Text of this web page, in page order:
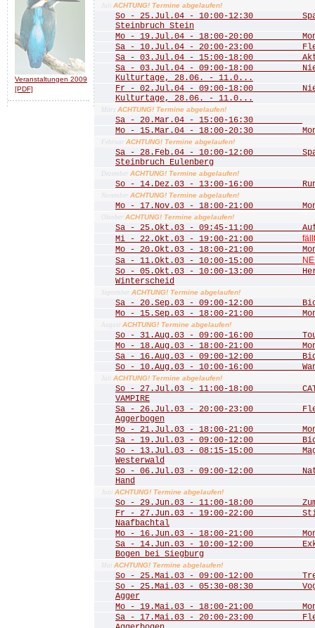
Veranstaltungen 2009
[PDF]
Juli ACHTUNG! Termine abgelaufen!
So - 25.Jul.04 - 10:00-12:30
Steinbruch Stein
Mo - 19.Jul.04 - 18:00-20:00
Sa - 10.Jul.04 - 20:00-23:00
Sa - 03.Jul.04 - 15:00-18:00
Sa - 03.Jul.04 - 09:00-18:00
Kulturtage, 28.06. - 11.0...
Fr - 02.Jul.04 - 09:00-18:00
Kulturtage, 28.06. - 11.0...
März ACHTUNG! Termine abgelaufen!
Sa - 20.Mar.04 - 15:00-16:30
Mo - 15.Mar.04 - 18:00-20:30
Februar ACHTUNG! Termine abgelaufen!
Sa - 28.Feb.04 - 10:00-12:00
Steinbruch Eulenberg
Dezember ACHTUNG! Termine abgelaufen!
So - 14.Dez.03 - 13:00-16:00 Rund
November ACHTUNG! Termine abgelaufen!
Mo - 17.Nov.03 - 18:00-21:00
Oktober ACHTUNG! Termine abgelaufen!
Sa - 25.Okt.03 - 09:45-11:00
Mi - 22.Okt.03 - 19:00-21:00
Mo - 20.Okt.03 - 18:00-21:00
Sa - 11.Okt.03 - 10:00-15:00
So - 05.Okt.03 - 10:00-13:00
Winterscheid
September ACHTUNG! Termine abgelaufen!
Sa - 20.Sep.03 - 09:00-12:00
Mo - 15.Sep.03 - 18:00-21:00
August ACHTUNG! Termine abgelaufen!
So - 31.Aug.03 - 09:00-16:00 Tour
Mo - 18.Aug.03 - 18:00-21:00
Sa - 16.Aug.03 - 09:00-12:00
So - 10.Aug.03 - 10:00-16:00
Juli ACHTUNG! Termine abgelaufen!
So - 27.Jul.03 - 11:00-18:00 CATS
VAMPIRE
Sa - 26.Jul.03 - 20:00-23:00
Aggerbogen
Mo - 21.Jul.03 - 18:00-21:00
Sa - 19.Jul.03 - 09:00-12:00
So - 13.Jul.03 - 08:15-15:00
Westerwald
So - 06.Jul.03 - 09:00-12:00
Hand
Juni ACHTUNG! Termine abgelaufen!
So - 29.Jun.03 - 11:00-18:00 Zum
Fr - 27.Jun.03 - 19:00-22:00
Naafbachtal
Mo - 16.Jun.03 - 18:00-21:00
Sa - 14.Jun.03 - 10:00-12:00
Bogen bei Siegburg
Mai ACHTUNG! Termine abgelaufen!
So - 25.Mai.03 - 09:00-12:00
So - 25.Mai.03 - 05:30-08:30
Agger
Mo - 19.Mai.03 - 18:00-21:00
Sa - 17.Mai.03 - 20:00-23:00